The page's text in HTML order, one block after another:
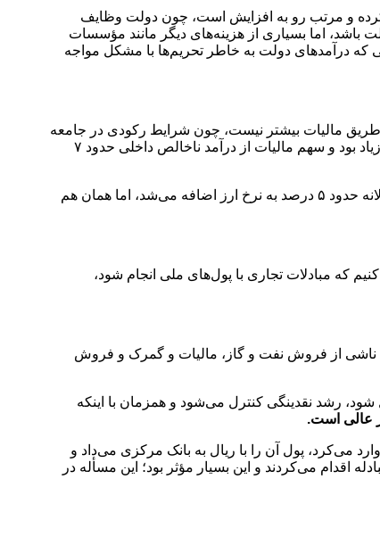
گفت: هزینه جاری دولت کاهش پیدا نکرده و مرتب رو به افزایش است، چون دولت وظایف
اما بسیاری از هزینه‌های دیگر مانند مؤسسات
که درآمدهای دولت به خاطر تحریم‌ها با مشکل مواجه
مالیات بیشتر نیست، چون شرایط رکودی در جامعه
‌این نکته را هم بگویم تا ۱۰ سال پیش فرار مالیاتی زیاد بود و سهم مالیات از درآمد ناخالص داخلی حدود ۷
این کارشناس اقتصادی درباره تک‌نرخی شدن ارز گفت:‌ در ۴۰ سال گذشته فقط در فاصله سال‌های ۸۱ تا ۹۰ ارز تک‌نرخی وجود داشت یعنی سالانه حدود ۵ درصد به نرخ ارز اضافه می‌شد، اما همان هم
که مبادلات تجاری با پول‌های ملی انجام شود،
ناشی از فروش نفت و گاز، مالیات و گمرک و فروش
رشد نقدینگی کنترل می‌شود و همزمان با اینکه
عالی است.
که مثلا اگر تاجری از هند چای وارد می‌کرد، پول آن را با ریال به بانک مرکزی می‌داد و
اقدام می‌کردند و این بسیار مؤثر بود؛ این مسأله در